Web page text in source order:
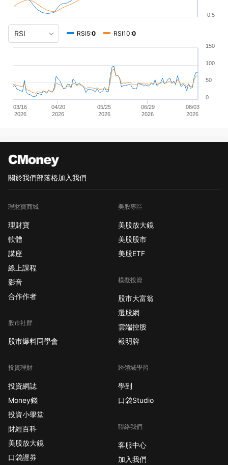
-0.5
RSI5:0 RSI10:0
08/03
2026
03/16
2026
04/20
2026
05/25
2026
06/29
2026
0
50
100
150
關於我們部落格加入我們
理財寶商城
理財寶
軟體
講座
線上課程
影音
合作作者
股市社群
股市爆料同學會
投資理財
投資網誌
Money錢
投資小學堂
財經百科
美股放大鏡
口袋證券
美股專區
美股放大鏡
美股股市
美股ETF
模擬投資
股市大富翁
選股網
雲端控股
報明牌
跨領域學習
學到
口袋Studio
聯絡我們
客服中心
加入我們